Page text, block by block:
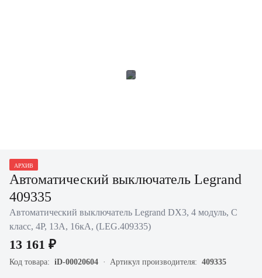
АРХИВ
Автоматический выключатель Legrand
409335
Автоматический выключатель Legrand DX3, 4 модуль, C
класс, 4P, 13А, 16кА, (LEG.409335)
13 161 ₽
Код товара: iD-00020604 Артикул производителя: 409335